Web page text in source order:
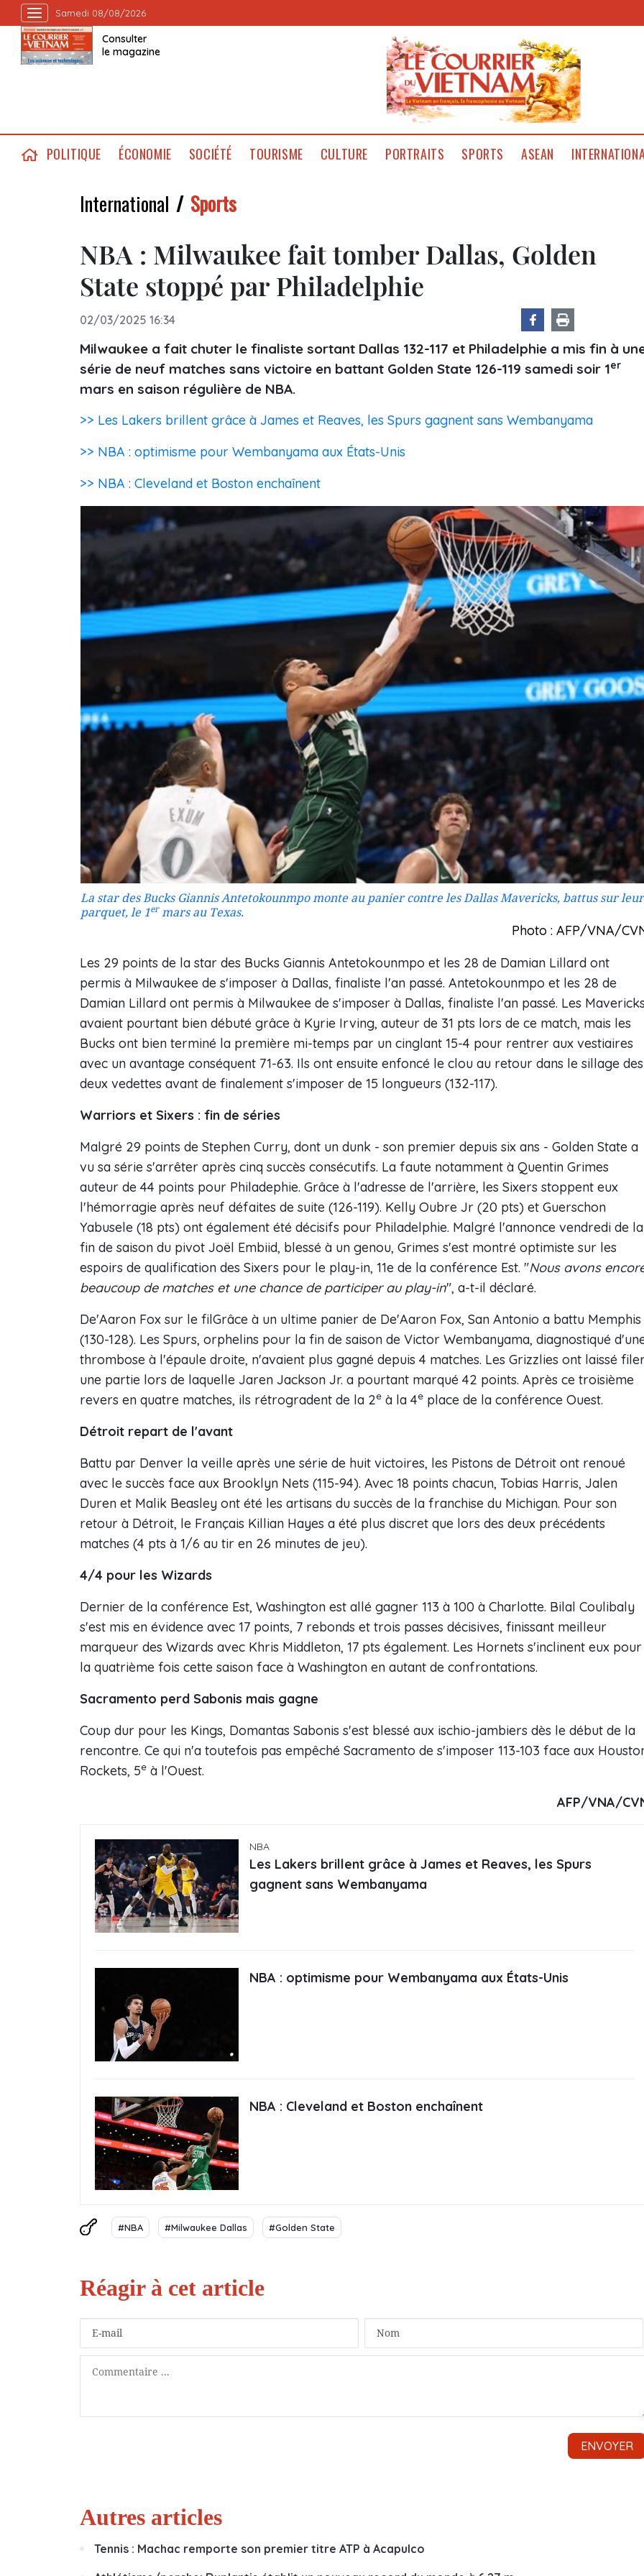
Samedi 08/08/2026
Consulter
le magazine
POLITIQUE ÉCONOMIE SOCIÉTÉ TOURISME CULTURE PORTRAITS SPORTS ASEAN
International Sports
NBA : Milwaukee fait tomber Dallas, Golden
State stoppé par Philadelphie
02/03/2025 16:34
Milwaukee a fait chuter le finaliste sortant Dallas 132-117 et Philadelphie a mis fin à
série de neuf matches sans victoire en battant Golden State 126-119 samedi soir 1er
mars en saison régulière de NBA.
>> Les Lakers brillent grâce à James et Reaves, les Spurs gagnent sans Wembanyama
>> NBA : optimisme pour Wembanyama aux États-Unis
>> NBA : Cleveland et Boston enchaînent
La star des Bucks Giannis Antetokounmpo monte au panier contre les Dallas Mavericks, battus sur leur
parquet, le 1ermars au Texas.
Photo : AFP/VNA/
Les 29 points de la star des Bucks Giannis Antetokounmpo et les 28 de Damian Lillard ont
permis à Milwaukee de s'imposer à Dallas, finaliste l'an passé. Antetokounmpo et les 28 de
Damian Lillard ont permis à Milwaukee de s'imposer à Dallas, finaliste l'an passé. Les
avaient pourtant bien débuté grâce à Kyrie Irving, auteur de 31 pts lors de ce match, mais les
Bucks ont bien terminé la première mi-temps par un cinglant 15-4 pour rentrer aux vestiaires
avec un avantage conséquent 71-63. Ils ont ensuite enfoncé le clou au retour dans le sillage des
deux vedettes avant de finalement s'imposer de 15 longueurs (132-117).
Warriors et Sixers : fin de séries
Malgré 29 points de Stephen Curry, dont un dunk - son premier depuis six ans - Golden State a
vu sa série s'arrêter après cinq succès consécutifs. La faute notamment à Quentin Grimes
auteur de 44 points pour Philadephie. Grâce à l'adresse de l'arrière, les Sixers stoppent eux
l'hémorragie après neuf défaites de suite (126-119). Kelly Oubre Jr (20 pts) et Guerschon
Yabusele (18 pts) ont également été décisifs pour Philadelphie. Malgré l'annonce vendredi de la
fin de saison du pivot Joël Embiid, blessé à un genou, Grimes s'est montré optimiste sur les
espoirs de qualification des Sixers pour le play-in, 11e de la conférence Est. "Nous avons
beaucoup de matches et une chance de participer au play-in", a-t-il déclaré.
De'Aaron Fox sur le filGrâce à un ultime panier de De'Aaron Fox, San Antonio a battu Memphis
(130-128). Les Spurs, orphelins pour la fin de saison de Victor Wembanyama, diagnostiqué
thrombose à l'épaule droite, n'avaient plus gagné depuis 4 matches. Les Grizzlies ont laissé
une partie lors de laquelle Jaren Jackson Jr. a pourtant marqué 42 points. Après ce troisième
revers en quatre matches, ils rétrogradent de la 2e à la 4e place de la conférence Ouest.
Détroit repart de l'avant
Battu par Denver la veille après une série de huit victoires, les Pistons de Détroit ont renoué
avec le succès face aux Brooklyn Nets (115-94). Avec 18 points chacun, Tobias Harris, Jalen
Duren et Malik Beasley ont été les artisans du succès de la franchise du Michigan. Pour son
retour à Détroit, le Français Killian Hayes a été plus discret que lors des deux précédents
matches (4 pts à 1/6 au tir en 26 minutes de jeu).
4/4 pour les Wizards
Dernier de la conférence Est, Washington est allé gagner 113 à 100 à Charlotte. Bilal Coulibaly
s'est mis en évidence avec 17 points, 7 rebonds et trois passes décisives, finissant meilleur
marqueur des Wizards avec Khris Middleton, 17 pts également. Les Hornets s'inclinent eux pour
la quatrième fois cette saison face à Washington en autant de confrontations.
Sacramento perd Sabonis mais gagne
Coup dur pour les Kings, Domantas Sabonis s'est blessé aux ischio-jambiers dès le début de la
rencontre. Ce qui n'a toutefois pas empêché Sacramento de s'imposer 113-103 face aux
Rockets, 5e à l'Ouest.
AFP/VNA/
NBA
Les Lakers brillent grâce à James et Reaves, les Spurs
gagnent sans Wembanyama
NBA : optimisme pour Wembanyama aux États-Unis
NBA : Cleveland et Boston enchaînent
#NBA #Milwaukee Dallas #Golden State
Autres articles
Tennis : Machac remporte son premier titre ATP à Acapulco